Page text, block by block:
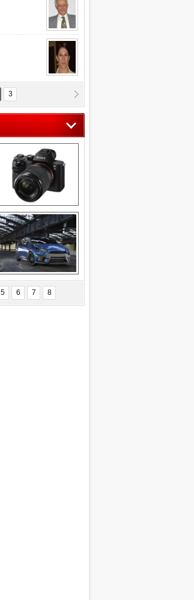
3
Sony Alpha 7R II ön
inceleme
Ford Focus RS
(2015)
5 6 7 8